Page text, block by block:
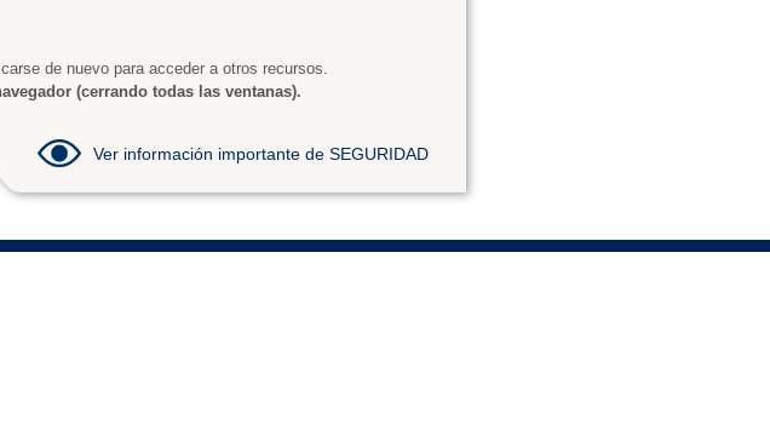
de nuevo para acceder a otros recursos.
(cerrando todas las ventanas).
Ver información importante de SEGURIDAD